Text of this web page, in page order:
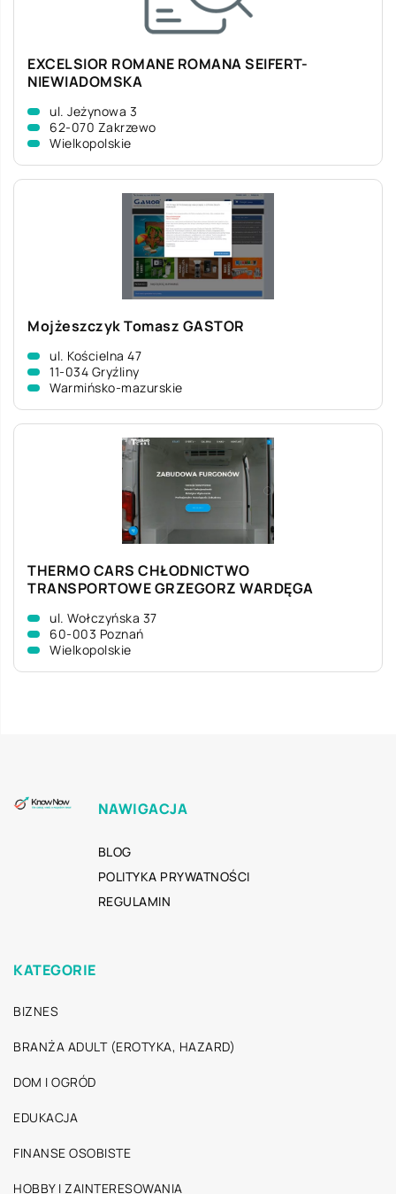
EXCELSIOR ROMANE ROMANA SEIFERT-
NIEWIADOMSKA
ul. Jeżynowa 3
62-070 Zakrzewo
Wielkopolskie
Mojżeszczyk Tomasz GASTOR
ul. Kościelna 47
11-034 Gryźliny
Warmińsko-mazurskie
THERMO CARS CHŁODNICTWO
TRANSPORTOWE GRZEGORZ WARDĘGA
ul. Wołczyńska 37
60-003 Poznań
Wielkopolskie
NAWIGACJA
BLOG
POLITYKA PRYWATNOŚCI
REGULAMIN
KATEGORIE
BIZNES
BRANŻA ADULT (EROTYKA, HAZARD)
DOM I OGRÓD
EDUKACJA
FINANSE OSOBISTE
HOBBY I ZAINTERESOWANIA